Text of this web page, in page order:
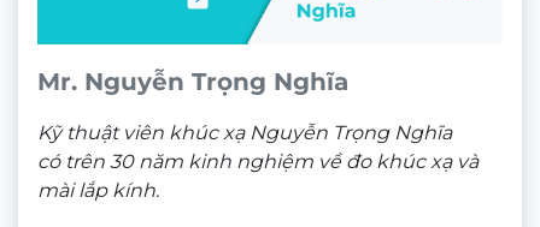
Golf, du lịch, câu cá, lái xe,…
Mr. Nguyễn Trọng Nghĩa
Kỹ thuật viên khúc xạ Nguyễn Trọng Nghĩa
có trên 30 năm kinh nghiệm về đo khúc xạ và
mài lắp kính.